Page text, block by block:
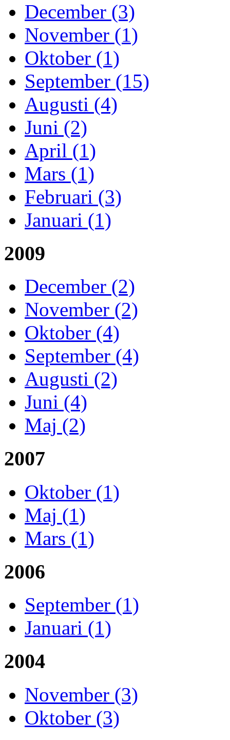
December (3)
November (1)
Oktober (1)
September (15)
Augusti (4)
Juni (2)
April (1)
Mars (1)
Februari (3)
Januari (1)
2009
December (2)
November (2)
Oktober (4)
September (4)
Augusti (2)
Juni (4)
Maj (2)
2007
Oktober (1)
Maj (1)
Mars (1)
2006
September (1)
Januari (1)
2004
November (3)
Oktober (3)